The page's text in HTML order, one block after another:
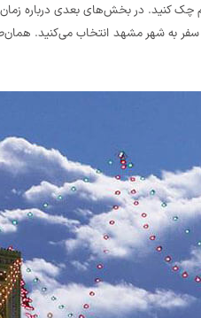
چک کنید. در بخش‌های بعدی درباره
سفر به شهر مشهد انتخاب می‌کنید.